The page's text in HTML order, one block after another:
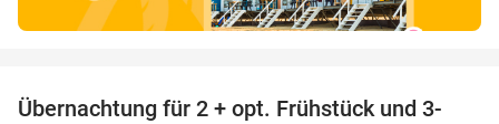
Übernachtung für 2 + opt. Frühstück und 3-